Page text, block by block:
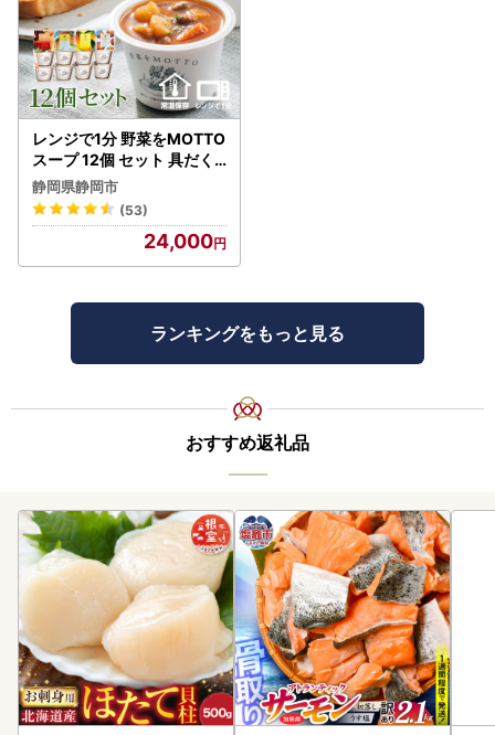
レンジで1分 野菜をMOTTO
スープ 12個 セット 具だく
さんスープ 朝食 惣菜 国産
野菜 常温保存
静岡県静岡市
(53)
24,000
ランキングをもっと見る
おすすめ返礼品